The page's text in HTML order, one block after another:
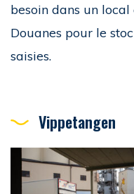
besoin dans un
Douanes pour le
saisies.
Vippetangen